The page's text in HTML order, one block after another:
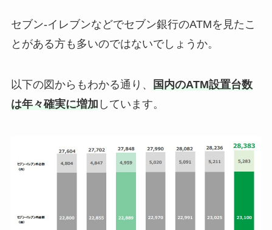
セブン-イレブンなどでセブン銀行のATMを見たこ
とがある方も多いのではないでしょうか。
以下の図からもわかる通り、
国内のATM設置台数
は年々確実に増加 しています。